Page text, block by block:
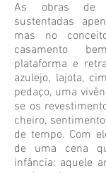
As obras de
sustentadas
mas no
casamento
plataforma e
azulejo, lajota,
pedaço, uma
se os
cheiro,
de tempo. Com
de uma cena
infância: aquele